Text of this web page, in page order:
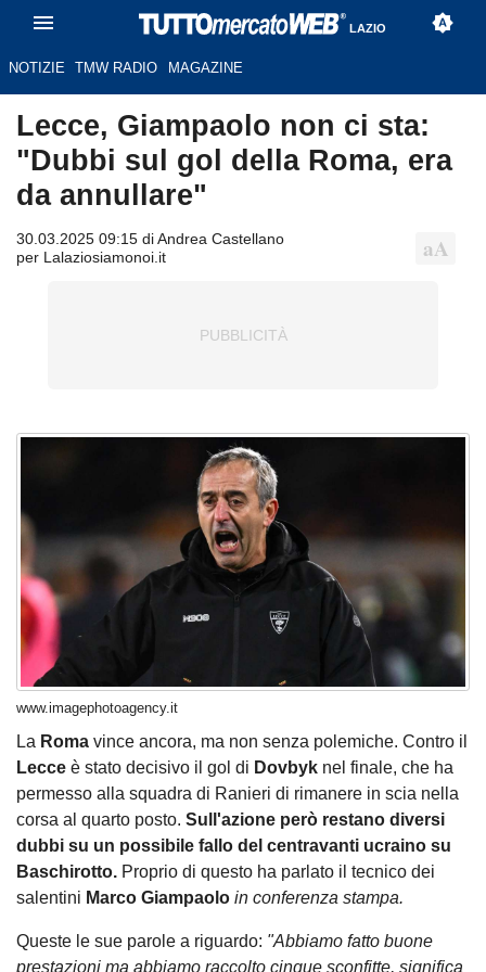
LAZIO
NOTIZIE TMW RADIO MAGAZINE
Lecce, Giampaolo non ci sta:
"Dubbi sul gol della Roma, era
da annullare"
30.03.2025 09:15 di Andrea Castellano
per Lalaziosiamonoi.it
www.imagephotoagency.it
La Roma vince ancora, ma non senza polemiche. Contro il
Lecce è stato decisivo il gol di Dovbyk nel finale, che ha
permesso alla squadra di Ranieri di rimanere in scia nella
corsa al quarto posto. Sull'azione però restano diversi
dubbi su un possibile fallo del centravanti ucraino su
Baschirotto. Proprio di questo ha parlato il tecnico dei
salentini Marco Giampaolo in conferenza stampa.
Queste le sue parole a riguardo: "Abbiamo fatto buone
prestazioni ma abbiamo raccolto cinque sconfitte, significa